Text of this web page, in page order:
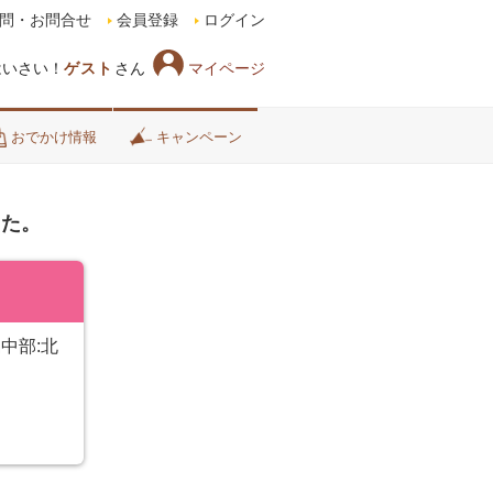
さい！ ゲスト さん マイページ
・お問合せ 会員登録 ログイン
おでかけ情報 キャンペーン
。
部:北